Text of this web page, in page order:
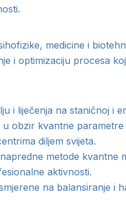
medicine i
i optimizaciju procesa
i liječenja na staničnoj i
obzir kvantne parametre
diljem svijeta.
metode
aktivnosti.
na balansiranje i